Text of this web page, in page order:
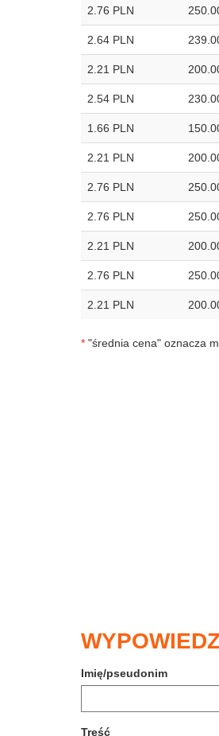
2.76 PLN
2.64 PLN
2.21 PLN
2.54 PLN
1.66 PLN
2.21 PLN
2.76 PLN
2.76 PLN
2.21 PLN
2.76 PLN
2.21 PLN
* "średnia cena" oznacza
Imię/pseudonim
Treść